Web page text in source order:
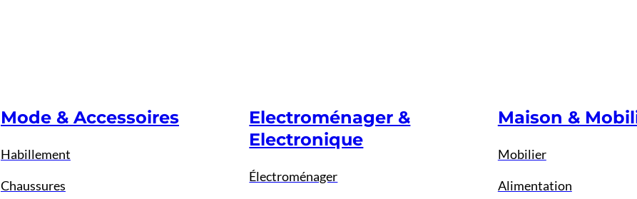
Mode & Accessoires
Habillement
Chaussures
Electroménager &
Electronique
Électroménager
Maison &
Mobilier
Alimentation